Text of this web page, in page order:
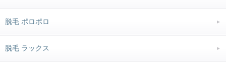
脱毛 ポロポロ
脱毛 ラックス